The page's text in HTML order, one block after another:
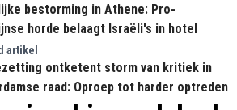
bestorming in Athene: Pro-
horde belaagt Israëli's in hotel
artikel
ontketent storm van kritiek in
raad: Oproep tot harder optreden